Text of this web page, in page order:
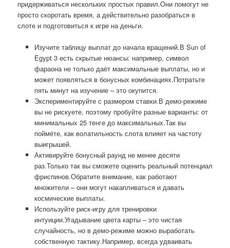
придерживаться нескольких простых правил.Они помогут не
просто скоротать время, а действительно разобраться в
слоте и подготовиться к игре на деньги.
Изучите таблицу выплат до начала вращений.В Sun of
Egypt 3 есть скрытые нюансы: например, символ
фараона не только даёт максимальные выплаты, но и
может появляться в бонусных комбинациях.Потратьте
пять минут на изучение – это окупится.
Экспериментируйте с размером ставки.В демо-режиме
вы не рискуете, поэтому пробуйте разные варианты: от
минимальных 25 тенге до максимальных.Так вы
поймёте, как волатильность слота влияет на частоту
выигрышей.
Активируйте бонусный раунд не менее десяти
раз.Только так вы сможете оценить реальный потенциал
фриспинов.Обратите внимание, как работают
множители – они могут накапливаться и давать
космические выплаты.
Используйте риск-игру для тренировки
интуиции.Угадывание цвета карты – это чистая
случайность, но в демо-режиме можно выработать
собственную тактику.Например, всегда удваивать